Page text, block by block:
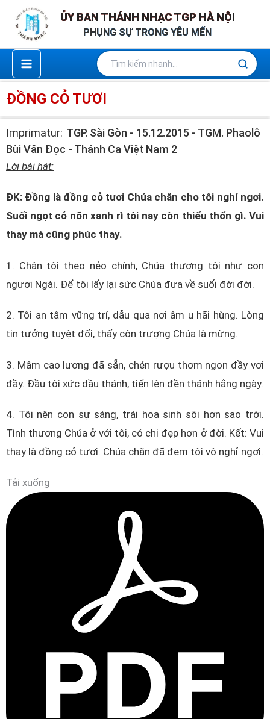
nội
dung
ỦY BAN THÁNH NHẠC TGP HÀ NỘI
PHỤNG SỰ TRONG YÊU MẾN
ỦY BAN THÁNH NHẠC TGP HÀ NỘI
PHỤNG SỰ TRONG YÊU MẾN
ĐỒNG CỎ TƯƠI
Imprimatur: TGP. Sài Gòn - 15.12.2015 - TGM. Phaolô
Bùi Văn Đọc - Thánh Ca Việt Nam 2
Lời bài hát:
ĐK: Đồng là đồng cỏ tươi Chúa chăn cho tôi nghỉ ngơi.
Suối ngọt cỏ nõn xanh rì tôi nay còn thiếu thốn gì. Vui
thay mà cũng phúc thay.
1. Chân tôi theo nẻo chính, Chúa thương tôi như con
ngươi Ngài. Để tôi lấy lại sức Chúa đưa về suối đời đời.
2. Tôi an tâm vững trí, dẫu qua nơi âm u hãi hùng. Lòng
tin tưởng tuyệt đối, thấy côn trượng Chúa là mừng.
3. Mâm cao lương đã sẵn, chén rượu thơm ngon đầy vơi
đầy. Đầu tôi xức dầu thánh, tiến lên đền thánh hằng ngày.
4. Tôi nên con sự sáng, trái hoa sinh sôi hơn sao trời.
Tình thương Chúa ở với tôi, có chi đẹp hơn ở đời. Kết: Vui
thay là đồng cỏ tươi. Chúa chăn đã đem tôi vô nghỉ ngơi.
Tải xuống